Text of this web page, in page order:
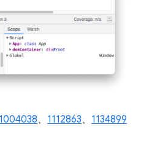
1004038、 1112863、 1134899